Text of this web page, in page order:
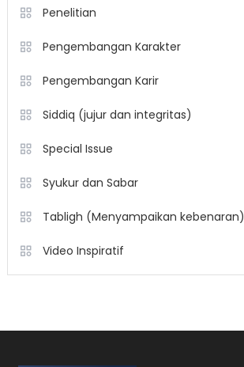
Penelitian
Pengembangan Karakter
Pengembangan Karir
Siddiq (jujur dan integritas)
Special Issue
Syukur dan Sabar
Tabligh (Menyampaikan kebenaran)
Video Inspiratif